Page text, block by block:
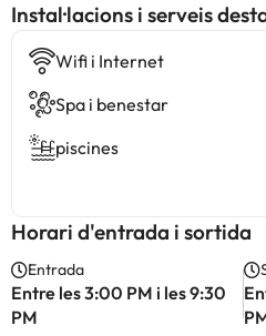
Instal·lacions i serveis
Wifi i Internet
Spa i benestar
piscines
Horari d'entrada i sortida
Entrada
Entre les 3:00 PM i les 9:30
PM